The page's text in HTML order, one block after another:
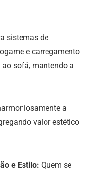
sistemas de
e carregamento
sofá, mantendo a
a
valor estético
e Estilo: Quem se